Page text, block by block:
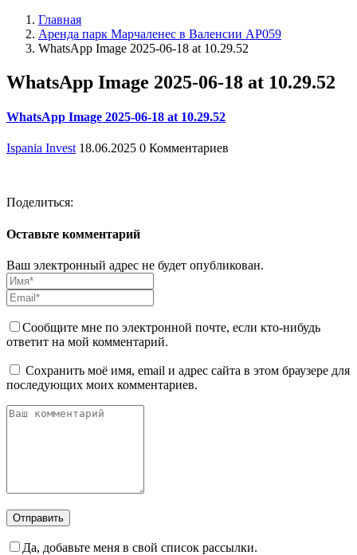
Главная
Аренда парк Марчаленес в Валенсии AP059
WhatsApp Image 2025-06-18 at 10.29.52
WhatsApp Image 2025-06-18 at 10.29.52
WhatsApp Image 2025-06-18 at 10.29.52
Ispania Invest 18.06.2025 0 Комментариев
Поделиться:
Оставьте комментарий
Ваш электронный адрес не будет опубликован.
Сообщите мне по электронной почте, если кто-нибудь
ответит на мой комментарий.
Сохранить моё имя, email и адрес сайта в этом браузере для
последующих моих комментариев.
Да, добавьте меня в свой список рассылки.